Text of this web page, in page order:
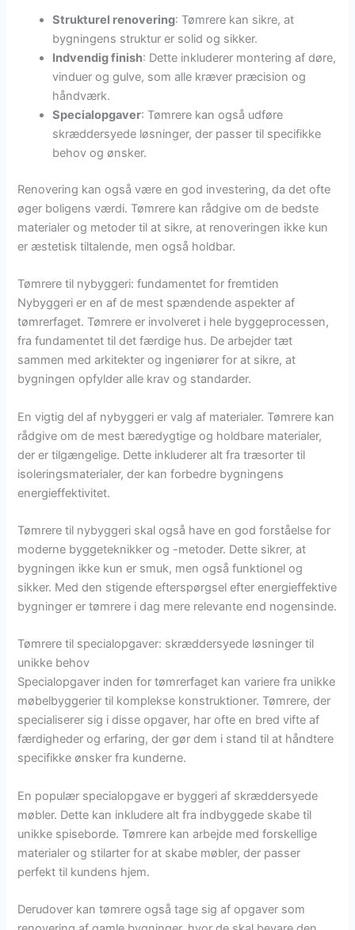
Strukturel renovering: Tømrere kan sikre, at
bygningens struktur er solid og sikker.
Indvendig finish: Dette inkluderer montering af døre,
vinduer og gulve, som alle kræver præcision og
håndværk.
Specialopgaver: Tømrere kan også udføre
skræddersyede løsninger, der passer til specifikke
behov og ønsker.
Renovering kan også være en god investering, da det ofte
øger boligens værdi. Tømrere kan rådgive om de bedste
materialer og metoder til at sikre, at renoveringen ikke kun
er æstetisk tiltalende, men også holdbar.
Tømrere til nybyggeri: fundamentet for fremtiden
Nybyggeri er en af de mest spændende aspekter af
tømrerfaget. Tømrere er involveret i hele byggeprocessen,
fra fundamentet til det færdige hus. De arbejder tæt
sammen med arkitekter og ingeniører for at sikre, at
bygningen opfylder alle krav og standarder.
En vigtig del af nybyggeri er valg af materialer. Tømrere kan
rådgive om de mest bæredygtige og holdbare materialer,
der er tilgængelige. Dette inkluderer alt fra træsorter til
isoleringsmaterialer, der kan forbedre bygningens
energieffektivitet.
Tømrere til nybyggeri skal også have en god forståelse for
moderne byggeteknikker og -metoder. Dette sikrer, at
bygningen ikke kun er smuk, men også funktionel og
sikker. Med den stigende efterspørgsel efter energieffektive
bygninger er tømrere i dag mere relevante end nogensinde.
Tømrere til specialopgaver: skræddersyede løsninger til
unikke behov
Specialopgaver inden for tømrerfaget kan variere fra unikke
møbelbyggerier til komplekse konstruktioner. Tømrere, der
specialiserer sig i disse opgaver, har ofte en bred vifte af
færdigheder og erfaring, der gør dem i stand til at håndtere
specifikke ønsker fra kunderne.
En populær specialopgave er byggeri af skræddersyede
møbler. Dette kan inkludere alt fra indbyggede skabe til
unikke spiseborde. Tømrere kan arbejde med forskellige
materialer og stilarter for at skabe møbler, der passer
perfekt til kundens hjem.
Derudover kan tømrere også tage sig af opgaver som